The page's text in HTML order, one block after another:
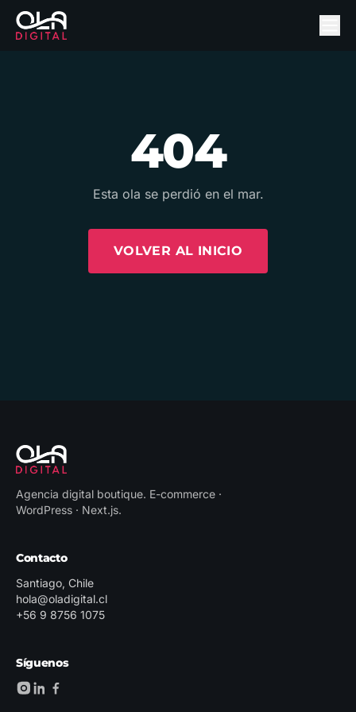
404
Esta ola se perdió en el mar.
VOLVER AL INICIO
Agencia digital boutique. E-commerce ·
WordPress · Next.js.
Contacto
Santiago, Chile
hola@oladigital.cl
+56 9 8756 1075
Síguenos